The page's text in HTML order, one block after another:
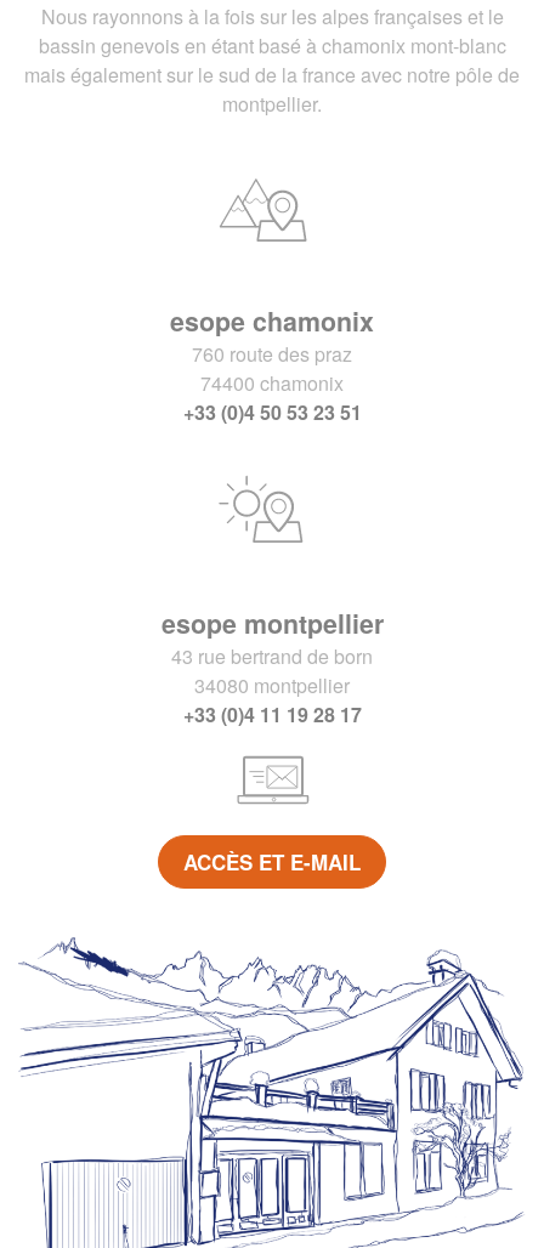
Nous rayonnons à la fois sur les alpes françaises et le
bassin genevois en étant basé à chamonix mont-blanc
mais également sur le sud de la france avec notre pôle de
montpellier.
esope chamonix
760 route des praz
74400 chamonix
+33 (0)4 50 53 23 51
esope montpellier
43 rue bertrand de born
34080 montpellier
+33 (0)4 11 19 28 17
ACCÈS ET E-MAIL